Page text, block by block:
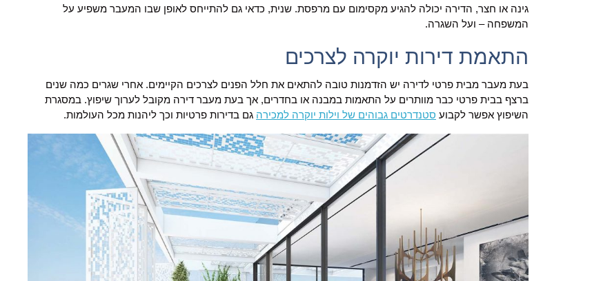
גינה או חצר, הדירה יכולה להגיע מקסימום עם מרפסת. שנית, כדאי גם להתייחס לאופן שבו המעבר משפיע על
המשפחה – ועל השגרה.
התאמת דירות יוקרה לצרכים
בעת מעבר מבית פרטי לדירה יש הזדמנות טובה להתאים את חלל הפנים לצרכים הקיימים. אחרי שגרים כמה שנים
ברצף בבית פרטי כבר מוותרים על התאמות במבנה או בחדרים, אך בעת מעבר דירה מקובל לערוך שיפוץ. במסגרת
השיפוץ אפשר לקבוע סטנדרטים גבוהים של וילות יוקרה למכירה גם בדירות פרטיות וכך ליהנות מכל העולמות.